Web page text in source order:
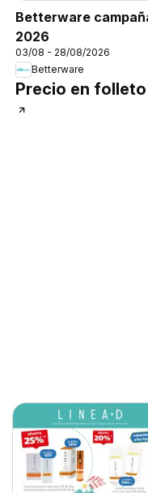
Betterware
2026
03/08 - 28/08/2026
Betterware
Precio en folleto